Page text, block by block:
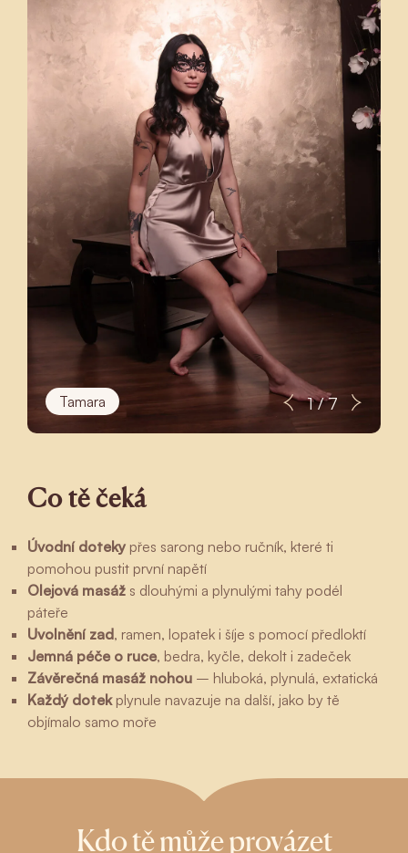
Tamara 1 / 7
Co tě čeká
Úvodní doteky přes sarong nebo ručník, které ti
pomohou pustit první napětí
Olejová masáž s dlouhými a plynulými tahy podél
páteře
Uvolnění zad, ramen, lopatek i šíje s pomocí předloktí
Jemná péče o ruce, bedra, kyčle, dekolt i zadeček
Závěrečná masáž nohou – hluboká, plynulá, extatická
Každý dotekplynule navazuje na další, jako by tě
objímalo samo moře
Kdo tě může provázet